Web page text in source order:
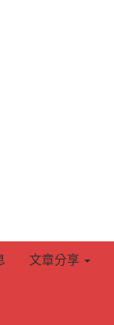
文章分享